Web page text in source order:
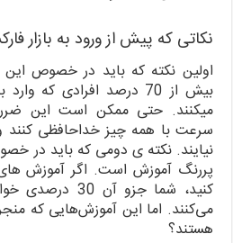
نکاتی که پیش از ورود به بازار
اولین نکته که باید در خصوص این
بیش از 70 درصد افرادی که
میکنند. حتی ممکن است این
سرعت با همه چیز خداحافظی
نیایند. نکته ی دومی که باید در
پررنگ آموزش است. اگر آموزش های
کنید، شما جزو
می‌کنند. اما این آموزش‌هایی که
هستند؟